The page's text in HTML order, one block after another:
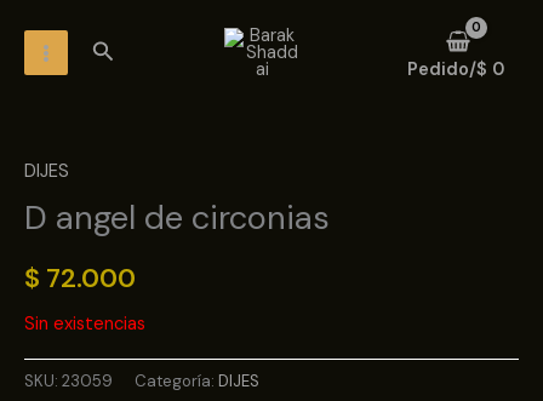
contenidoMENU
Buscar
Pedido/$ 0
DIJES
D angel de circonias
$ 72.000
Sin existencias
SKU: 23059 Categoría: DIJES